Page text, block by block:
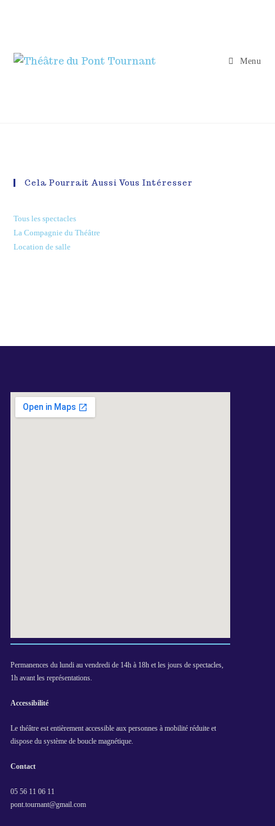
Menu
Cela Pourrait Aussi Vous Intéresser
Tous les spectacles
La Compagnie du Théâtre
Location de salle
Permanences du lundi au vendredi de 14h à 18h et les jours de spectacles,
1h avant les représentations.
Accessibilité
Le théâtre est entièrement accessible aux personnes à mobilité réduite et
dispose du système de boucle magnétique.
Contact
05 56 11 06 11
pont.tournant@gmail.com